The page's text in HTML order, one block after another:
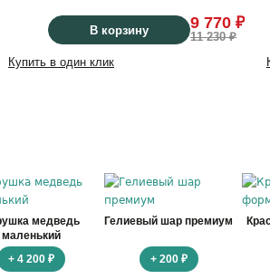
В корзину
Купить в один клик
9 770 ₽
11 230 ₽
медведь
маленький
+ 4 200 ₽
Гелиевый шар премиум
+ 200 ₽